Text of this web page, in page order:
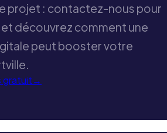
projet : contactez-nous pour
découvrez comment une
peut booster votre
gratuit→